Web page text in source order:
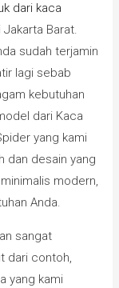
dari kaca
Barat.
sudah terjamin
lagi sebab
kebutuhan
dari Kaca
yang kami
dan desain yang
modern,
Anda.
sangat
dari contoh,
yang kami